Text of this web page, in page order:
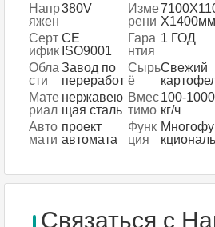
Напр
яжен
ие
380V
Изме
рени
е
(L*W*
H)
X1400мм
Серт
ифик
ация
CE
ISO9001
Гара
нтия
1 ГОД
Обла
сти
прим
енен
ия
Завод по
переработ
ке
картофель
ных
чипсов,
супермарк
ерабатыва
Сырь
ё
Свежий
, маниока
Мате
риал
нержавею
щая сталь
304
Вмес
тимо
сть
100-1000
кг/ч
Авто
мати
проект
автомата
еского
картофель
Функ
ция
Связаться с